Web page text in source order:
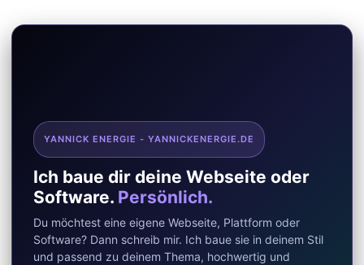
YANNICK ENERGIE - YANNICKENERGIE.DE
Ich baue dir deine Webseite oder
Software. Persönlich.
Du möchtest eine eigene Webseite, Plattform oder
Software? Dann schreib mir. Ich baue sie in deinem Stil
und passend zu deinem Thema, hochwertig und